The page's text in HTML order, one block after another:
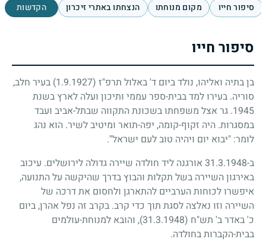
סיפור חייו מקום מנוחתו הנצחתו באתרי זיכרון הקדשות
סיפור חייו
בן בתיה ואליהו, נולד ביום ד' באלול תרפ"ז (1.9.1927)
בעיר חלב,
סוריה. בעירו למד בבית-ספר עממי ותיכון ועלה לארץ בשנת
1945. גר אצל משפחתו בשכונת התקווה שבתל-אביב ועבד
במסגרות. היה זקוף-קומה, יפה-תואר ומיטיב לשיר. הוא נהג
לומר: "יבוא יום ויהיה טוב לעם ישראל".
ב-31.3.1948אורגנה ליד חולדה שיירה גדולה לירושלים. עיכוב
באירגון השיירה בשל תקלות והבוץ בדרך שהיקשה על התנועה,
איפשרו לכוחות הערביים להתארגן ולחסום את דרכה של
השיירה וזו נאלצה לסגת תוך כדי קרב. בקרב זה נפל אהרן, ביום
כ' באדר ב' תש"ח (31.3.1948)
, והובא למנוחת-עולמים
בבית-הקברות בחולדה.